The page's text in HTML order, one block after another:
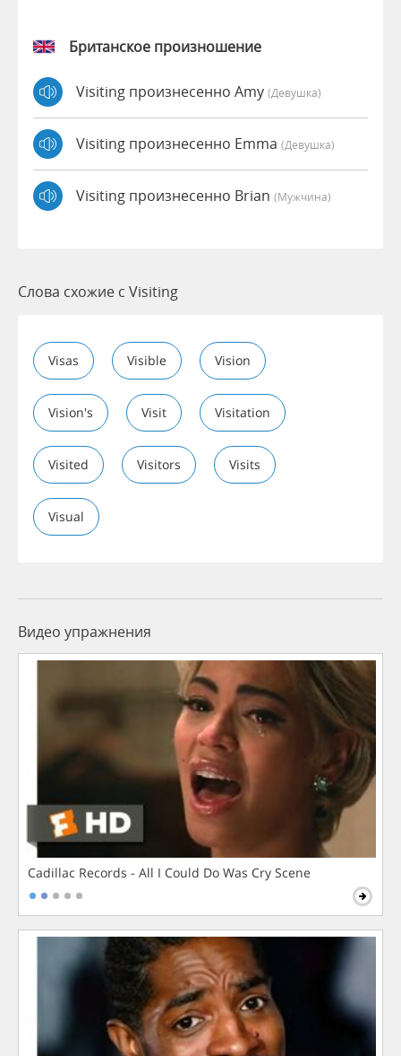
Британское произношение
Visiting произнесенно Amy (девушка)
Visiting произнесенно Emma (девушка)
Visiting произнесенно Brian (мужчина)
Слова схожие с Visiting
Visas Visible Vision
Vision's Visit Visitation
Visited Visitors Visits
Visual
Видео упражнения
Cadillac Records - All I Could Do Was Cry Scene